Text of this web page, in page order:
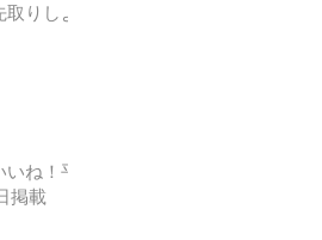
りしよ
ね！平
掲載